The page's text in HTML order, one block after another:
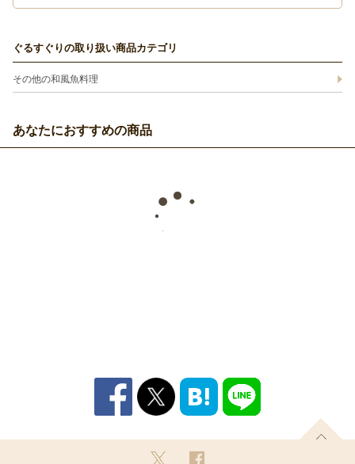
ぐるすぐりの取り扱い商品カテゴリ
その他の和風魚料理
あなたにおすすめの商品